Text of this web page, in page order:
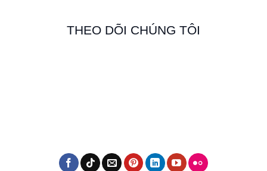
THEO DÕI CHÚNG TÔI